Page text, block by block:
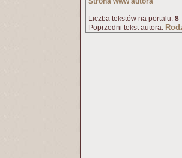
Liczba tekstów na portalu: 8
Poprzedni tekst autora: